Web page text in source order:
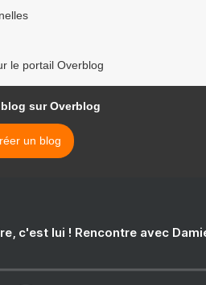
le portail Overblog
sur Overblog
un blog
c'est lui ! Rencontre avec